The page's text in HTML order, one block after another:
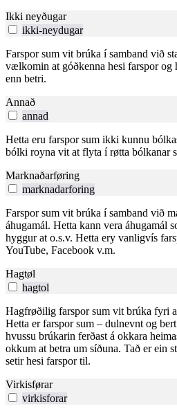
Ikki neyðugar
ikki-neydugar
Farspor sum vit brúka í samband við
vælkomin at góðkenna hesi farspor og
enn betri.
Annað
annad
Hetta eru farspor sum ikki kunnu
bólki royna vit at flyta í røtta bólkanar
Marknaðarføring
marknadarforing
Farspor sum vit brúka í samband við
áhugamál. Hetta kann vera áhugamál
hyggur at o.s.v. Hetta ery vanligvís
YouTube, Facebook v.m.
Hagtøl
hagtol
Hagfrøðilig farspor sum vit brúka fyri
Hetta er farspor sum – dulnevnt og
hvussu brúkarin ferðast á okkara
okkum at betra um síðuna. Tað er ein
setir hesi farspor til.
Virkisførar
virkisforar